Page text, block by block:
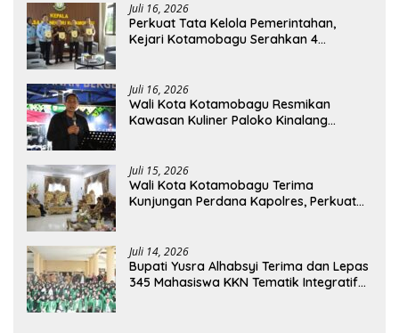
Juli 16, 2026
Perkuat Tata Kelola Pemerintahan,
Kejari Kotamobagu Serahkan 4
Juli 16, 2026
Wali Kota Kotamobagu Resmikan
Kawasan Kuliner Paloko Kinalang
Juli 15, 2026
Wali Kota Kotamobagu Terima
Kunjungan Perdana Kapolres, Perkuat
Juli 14, 2026
Bupati Yusra Alhabsyi Terima dan Lepas
345 Mahasiswa KKN Tematik Integratif